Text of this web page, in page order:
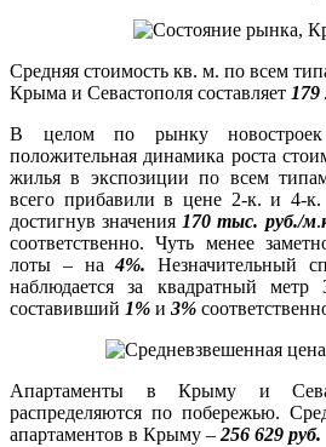
Средняя стоимость кв. м. по всем
Крыма и Севастополя составляет 179
В целом по рынку новостроек
положительная динамика роста
жилья в экспозиции по всем
всего прибавили в цене 2-к. и 4-
достигнув значения 170 тыс. руб./м.
соответственно. Чуть менее
лоты – на 4%. Незначительный
наблюдается за квадратный
составивший 1% и 3%
Апартаменты в Крыму и
распределяются по побережью.
апартаментов в Крыму – 256 629 руб.